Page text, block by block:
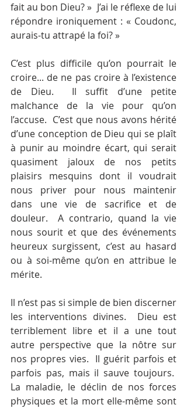
fait au bon Dieu? »  J’ai le réflexe de lui
répondre ironiquement : « Coudonc,
aurais-tu attrapé la foi? »
C’est plus difficile qu’on pourrait le
croire... de ne pas croire à l’existence
de Dieu.  Il suffit d’une petite
malchance de la vie pour qu’on
l’accuse.  C’est que nous avons hérité
d’une conception de Dieu qui se plaît
à punir au moindre écart, qui serait
quasiment jaloux de nos petits
plaisirs mesquins dont il voudrait
nous priver pour nous maintenir
dans une vie de sacrifice et de
douleur.  A contrario, quand la vie
nous sourit et que des événements
heureux surgissent, c’est au hasard
ou à soi-même qu’on en attribue le
mérite.
Il n’est pas si simple de bien discerner
les interventions divines.  Dieu est
terriblement libre et il a une tout
autre perspective que la nôtre sur
nos propres vies.  Il guérit parfois et
parfois pas, mais il sauve toujours.
La maladie, le déclin de nos forces
physiques et la mort elle-même sont